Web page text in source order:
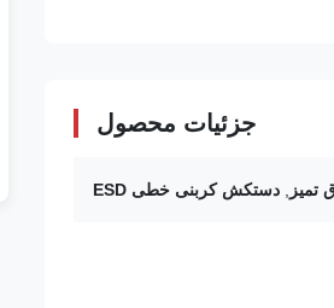
جزئیات محصول
تمیز دستکش کربنی خطی ESD